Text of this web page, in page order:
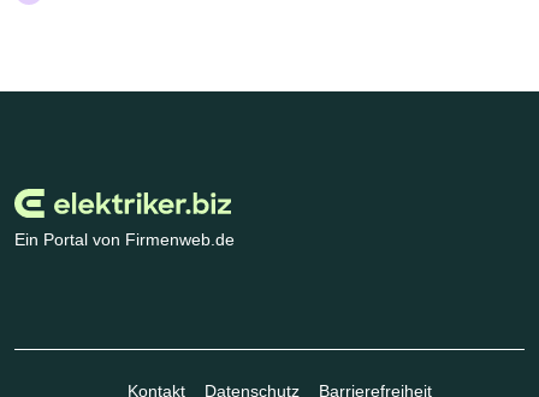
Ein Portal von Firmenweb.de
Kontakt Datenschutz Barrierefreiheit